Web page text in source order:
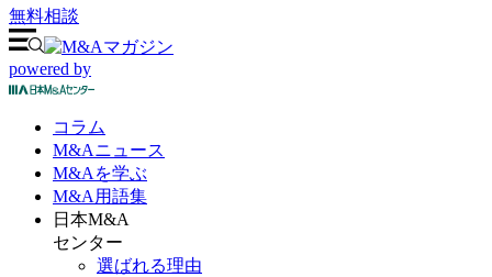
無料相談
powered by
コラム
M&Aニュース
M&Aを学ぶ
M&A 用語集
日本M&A
センター
選ばれる理由